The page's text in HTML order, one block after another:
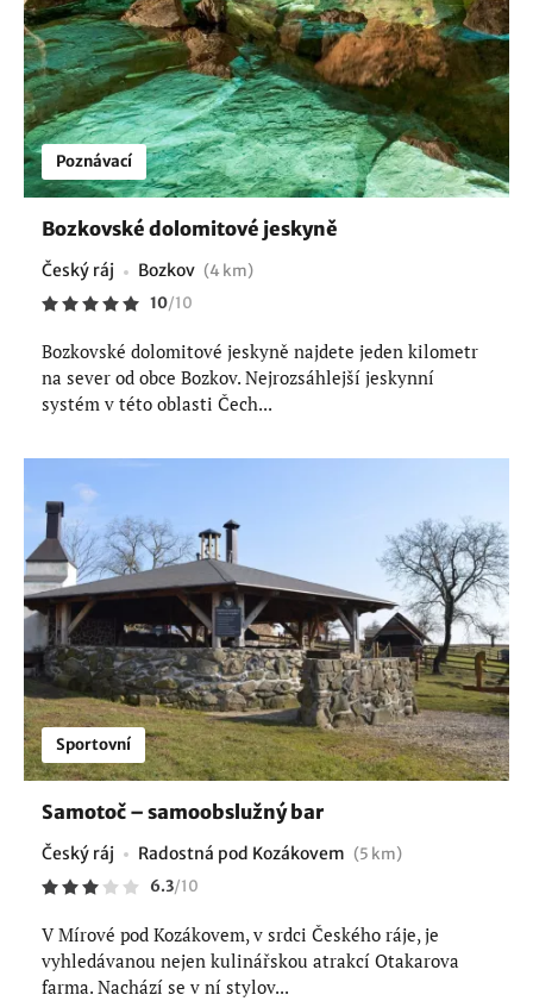
Poznávací
Bozkovské dolomitové jeskyně
Český ráj Bozkov (4 km)
10/10
Bozkovské dolomitové jeskyně najdete jeden kilometr
na sever od obce Bozkov. Nejrozsáhlejší jeskynní
systém v této oblasti Čech...
Sportovní
Samotoč – samoobslužný bar
Český ráj Radostná pod Kozákovem (5 km)
6.3/10
V Mírové pod Kozákovem, v srdci Českého ráje, je
vyhledávanou nejen kulinářskou atrakcí Otakarova
farma. Nachází se v ní stylov...